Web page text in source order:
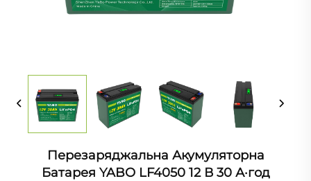
Перезаряджальна Акумуляторна
Батарея YABO LF4050 12 В 30 А·год